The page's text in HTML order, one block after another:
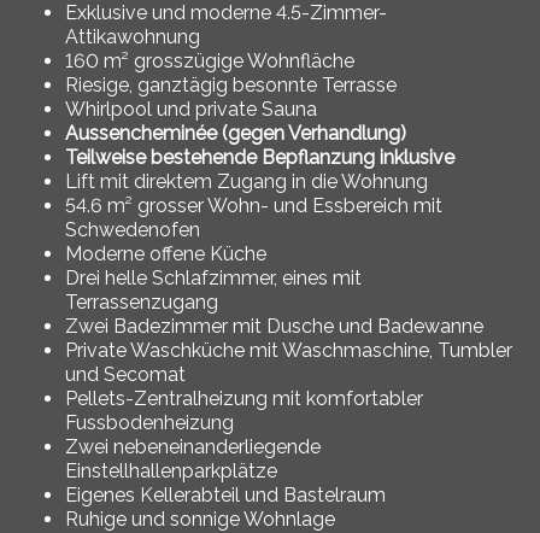
Exklusive und moderne 4.5-Zimmer-
Attikawohnung
160 m² grosszügige Wohnfläche
Riesige, ganztägig besonnte Terrasse
Whirlpool und private Sauna
Aussencheminée (gegen Verhandlung)
Teilweise bestehende Bepflanzung inklusive
Lift mit direktem Zugang in die Wohnung
54.6 m² grosser Wohn- und Essbereich mit
Schwedenofen
Moderne offene Küche
Drei helle Schlafzimmer, eines mit
Terrassenzugang
Zwei Badezimmer mit Dusche und Badewanne
Private Waschküche mit Waschmaschine, Tumbler
und Secomat
Pellets-Zentralheizung mit komfortabler
Fussbodenheizung
Zwei nebeneinanderliegende
Einstellhallenparkplätze
Eigenes Kellerabteil und Bastelraum
Ruhige und sonnige Wohnlage